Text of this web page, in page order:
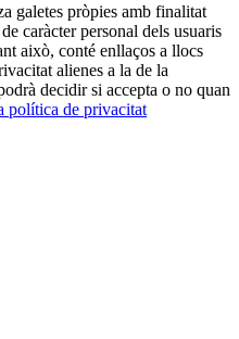
galetes pròpies amb finalitat
caràcter personal dels usuaris
això, conté enllaços a llocs
alienes a la de la
decidir si accepta o no quan
política de privacitat